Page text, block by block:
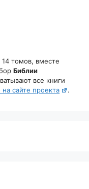
томов, вместе
Библии
все книги
сайте проекта .